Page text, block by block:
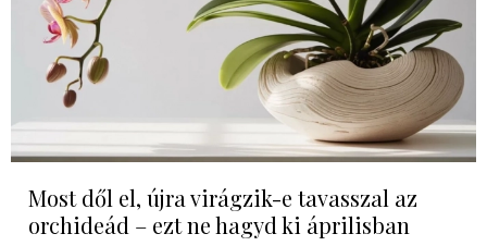
Most dől el, újra virágzik-e tavasszal az
orchideád – ezt ne hagyd ki áprilisban